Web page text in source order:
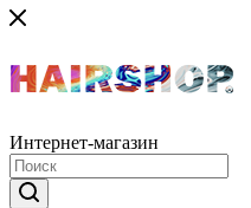
Интернет-магазин